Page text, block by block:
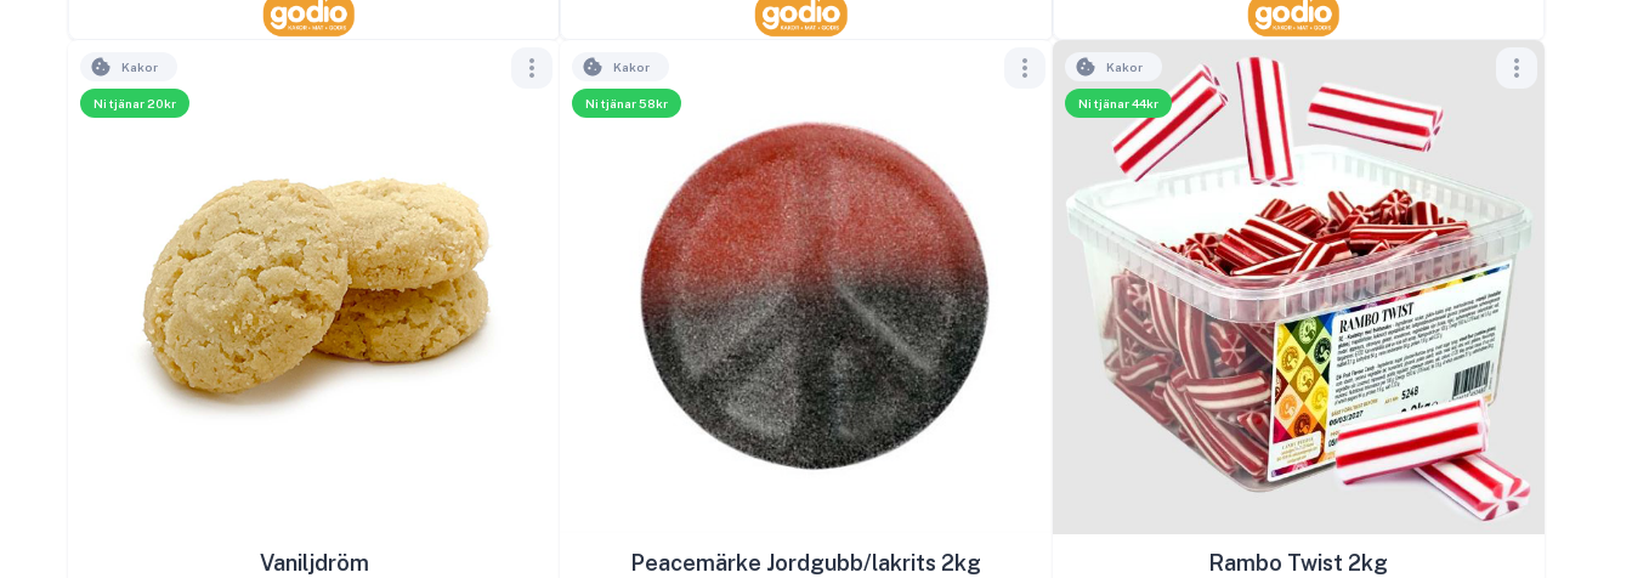
Ni tjänar 20kr
Kakor
Vaniljdröm
Ni tjänar 58kr
Kakor
Peacemärke Jordgubb/lakrits 2kg
Ni tjänar 44kr
Kakor
Rambo Twist 2kg